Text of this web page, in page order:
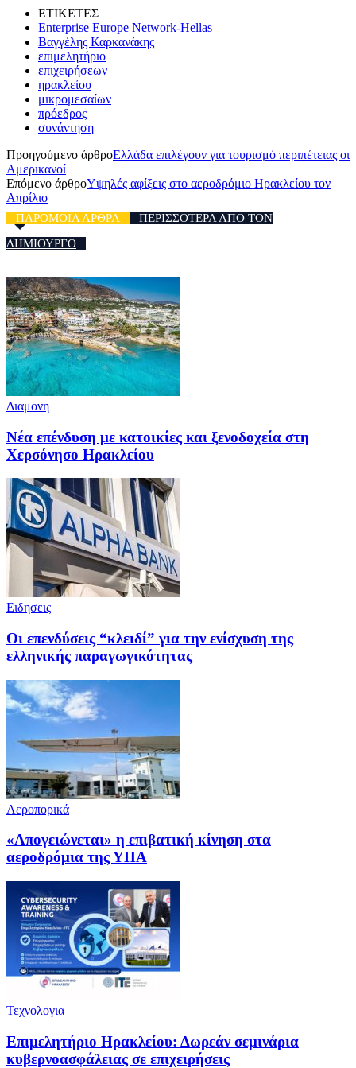
ΕΤΙΚΕΤΕΣ
Enterprise Europe Network-Hellas
Βαγγέλης Καρκανάκης
επιμελητήριο
επιχειρήσεων
ηρακλείου
μικρομεσαίων
πρόεδρος
συνάντηση
Προηγούμενο άρθροΕλλάδα επιλέγουν για τουρισμό περιπέτειας οι
Αμερικανοί
Επόμενο άρθροΥψηλές αφίξεις στο αεροδρόμιο Ηρακλείου τον
Απρίλιο
ΠΑΡΟΜΟΙΑ ΑΡΘΡΑ
ΠΕΡΙΣΣΟΤΕΡΑ ΑΠΟ ΤΟΝ
ΔΗΜΙΟΥΡΓΟ
Διαμονη
Νέα επένδυση με κατοικίες και ξενοδοχεία στη
Χερσόνησο Ηρακλείου
Ειδησεις
Οι επενδύσεις “κλειδί” για την ενίσχυση της
ελληνικής παραγωγικότητας
Αεροπορικά
«Απογειώνεται» η επιβατική κίνηση στα
αεροδρόμια της ΥΠΑ
Τεχνολογια
Επιμελητήριο Ηρακλείου: Δωρεάν σεμινάρια
κυβερνοασφάλειας σε επιχειρήσεις